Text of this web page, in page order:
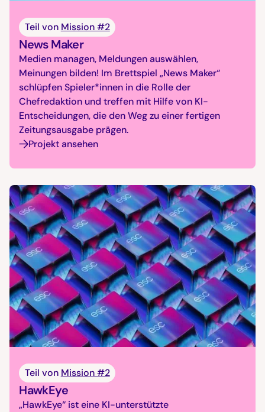
Teil von Mission #2
News Maker
Medien managen, Meldungen auswählen,
Meinungen bilden! Im Brettspiel „News Maker“
schlüpfen Spieler*innen in die Rolle der
Chefredaktion und treffen mit Hilfe von KI-
Entscheidungen, die den Weg zu einer fertigen
Zeitungsausgabe prägen.
Projekt ansehen
Teil von Mission #2
HawkEye
„HawkEye“ ist eine KI-unterstützte